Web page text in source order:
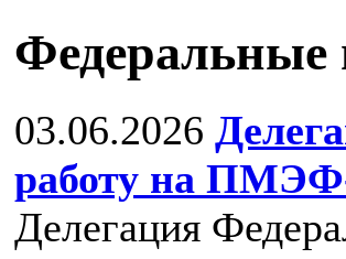
Федеральные
03.06.2026
работу на
Делегация